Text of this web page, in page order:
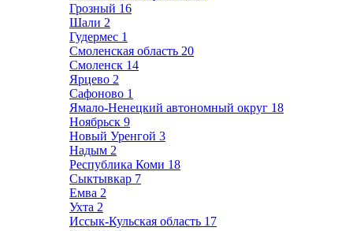
Грозный 16
Шали 2
Гудермес 1
Смоленская область 20
Смоленск 14
Ярцево 2
Сафоново 1
Ямало-Ненецкий автономный округ 18
Ноябрьск 9
Новый Уренгой 3
Надым 2
Республика Коми 18
Сыктывкар 7
Емва 2
Ухта 2
Иссык-Кульская область 17